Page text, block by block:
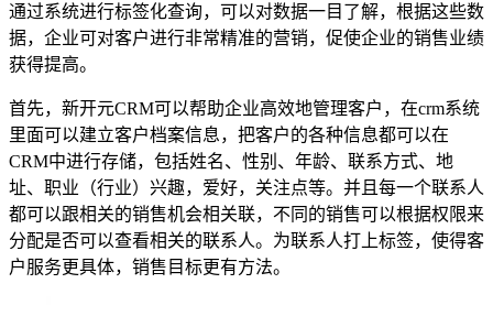
通过系统进行标签化查询，可以对数据一目了解，根据这些数
据，企业可对客户进行非常精准的营销，促使企业的销售业绩
获得提高。
首先，新开元CRM可以帮助企业高效地管理客户，在crm系统
里面可以建立客户档案信息，把客户的各种信息都可以在
CRM中进行存储，包括姓名、性别、年龄、联系方式、地
址、职业（行业）兴趣，爱好，关注点等。并且每一个联系人
都可以跟相关的销售机会相关联，不同的销售可以根据权限来
分配是否可以查看相关的联系人。为联系人打上标签，使得客
户服务更具体，销售目标更有方法。